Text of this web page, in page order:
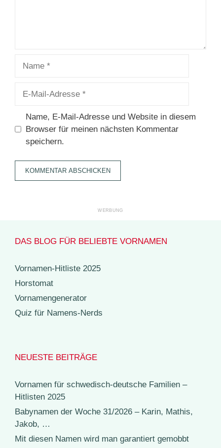
Adresse
Name, E-Mail-Adresse und Website in diesem
Browser für meinen nächsten Kommentar
speichern.
DAS BLOG FÜR BELIEBTE VORNAMEN
Vornamen-Hitliste 2025
Horstomat
Vornamengenerator
Quiz für Namens-Nerds
NEUESTE BEITRÄGE
Vornamen für schwedisch-deutsche Familien –
Hitlisten 2025
Babynamen der Woche 31/2026 – Karin, Mathis,
Jakob, …
Mit diesen Namen wird man garantiert gemobbt